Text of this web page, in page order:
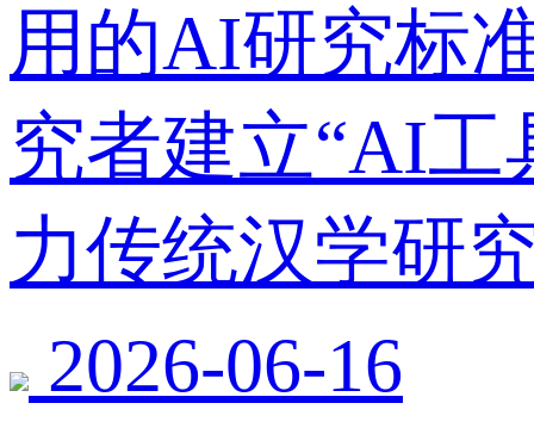
用的AI研究标
究者建立“AI
力传统汉学研
2026-06-16